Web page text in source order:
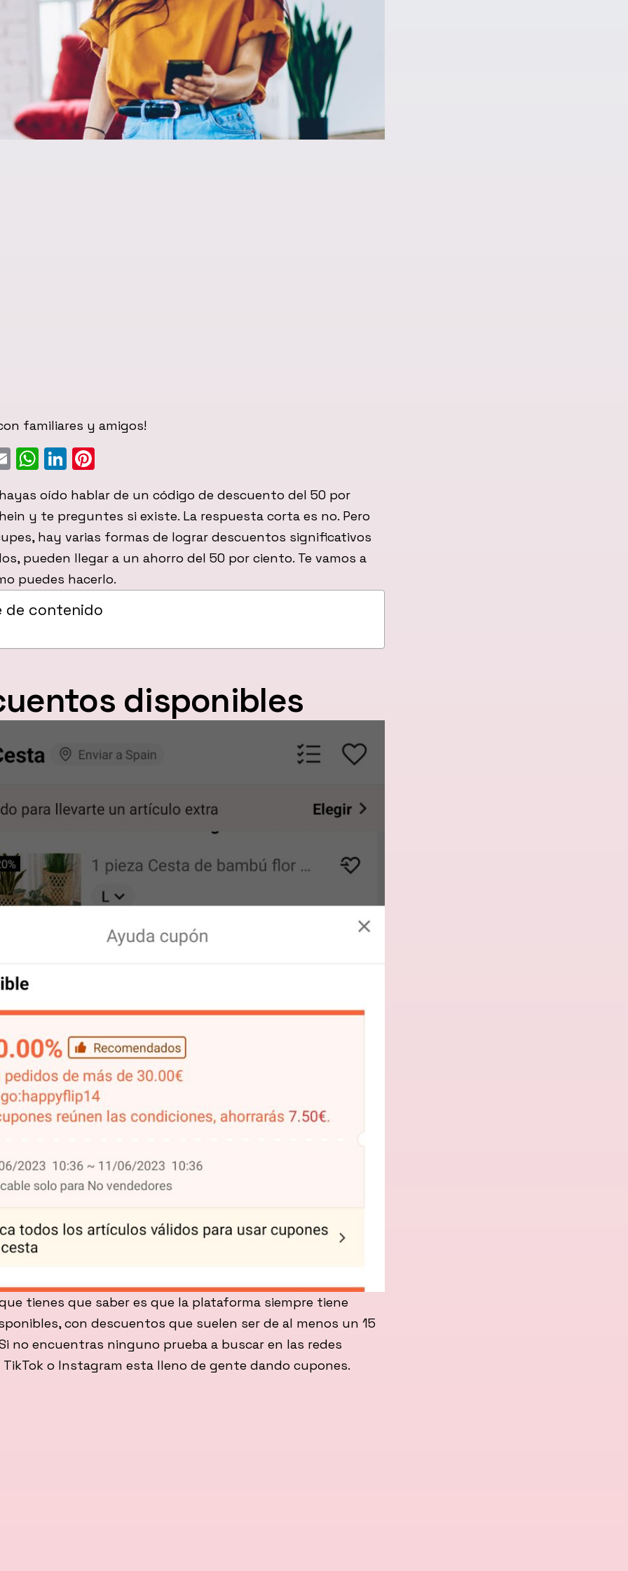
familiares y amigos!
EmailWhatsApp
LinkedIn
oído hablar de un código de descuento del 50 por
y te preguntes si existe. La respuesta corta es no. Pero
hay varias formas de lograr descuentos significativos
pueden llegar a un ahorro del 50 por ciento. Te vamos a
puedes hacerlo.
de contenido
disponibles
tienes que saber es que la plataforma siempre tiene
con descuentos que suelen ser de al menos un 15
no encuentras ninguno prueba a buscar en las redes
TikTok o Instagram esta lleno de gente dando cupones.